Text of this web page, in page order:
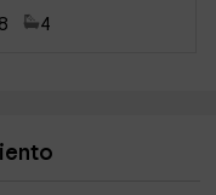
8 4